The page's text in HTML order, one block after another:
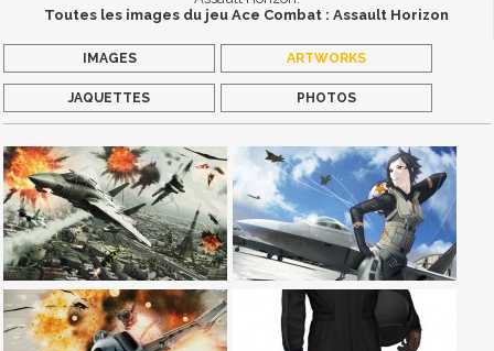
Toutes les images du jeu Ace Combat : Assault Horizon
IMAGES ARTWORKS
JAQUETTES PHOTOS